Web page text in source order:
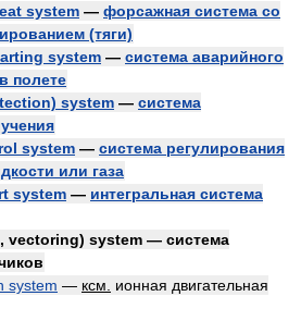
system — форсажная система со
(тяги)
system — система аварийного
полете
system — система
system — система регулирования
или газа
system — интегральная система
vectoring) system — система
system — ксм.
ионная двигательная